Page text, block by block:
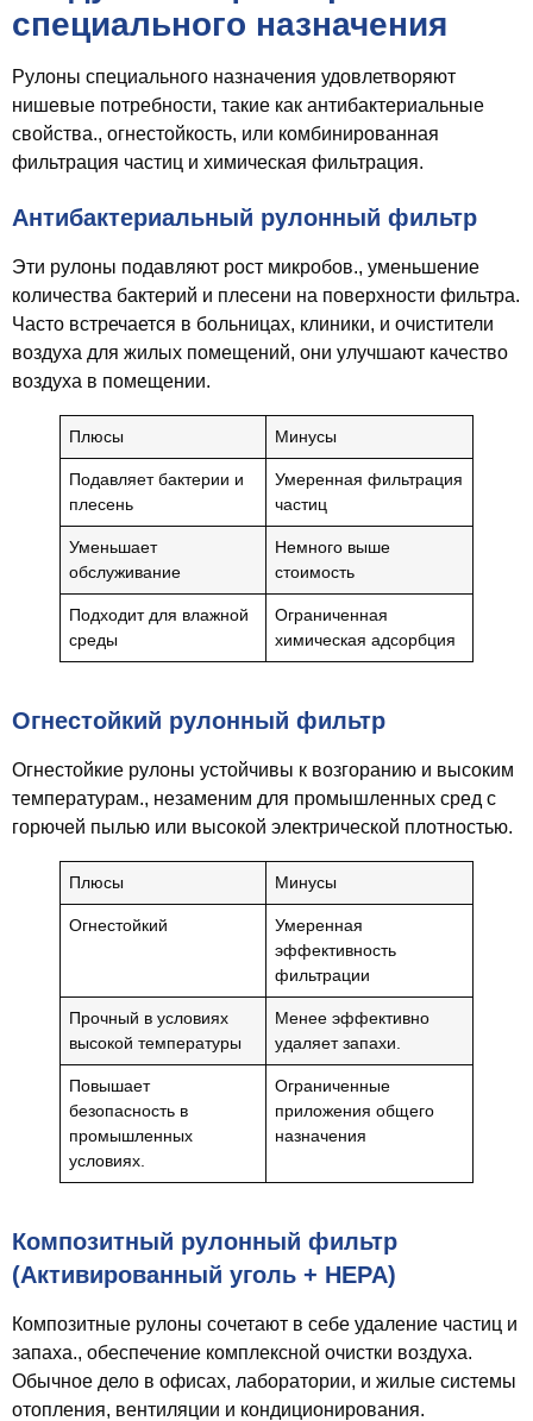
специального назначения
Рулоны специального назначения удовлетворяют
нишевые потребности, такие как антибактериальные
свойства., огнестойкость, или комбинированная
фильтрация частиц и химическая фильтрация.
Антибактериальный рулонный фильтр
Эти рулоны подавляют рост микробов., уменьшение
количества бактерий и плесени на поверхности фильтра.
Часто встречается в больницах, клиники, и очистители
воздуха для жилых помещений, они улучшают качество
воздуха в помещении.
Плюсы Минусы
Подавляет бактерии и
плесень
Умеренная фильтрация
частиц
Уменьшает
обслуживание
Немного выше
стоимость
Подходит для влажной
среды
Ограниченная
химическая адсорбция
Огнестойкий рулонный фильтр
Огнестойкие рулоны устойчивы к возгоранию и высоким
температурам., незаменим для промышленных сред с
горючей пылью или высокой электрической плотностью.
Плюсы Минусы
Огнестойкий
Умеренная
эффективность
фильтрации
Прочный в условиях
высокой температуры
Менее эффективно
удаляет запахи.
Повышает
безопасность в
промышленных
условиях.
Ограниченные
приложения общего
назначения
Композитный рулонный фильтр
(Активированный уголь + HEPA)
Композитные рулоны сочетают в себе удаление частиц и
запаха., обеспечение комплексной очистки воздуха.
Обычное дело в офисах, лаборатории, и жилые системы
отопления, вентиляции и кондиционирования.